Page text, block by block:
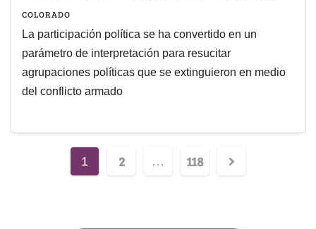
COLORADO
La participación política se ha convertido en un
parámetro de interpretación para resucitar
agrupaciones políticas que se extinguieron en medio
del conflicto armado
1 2 … 118